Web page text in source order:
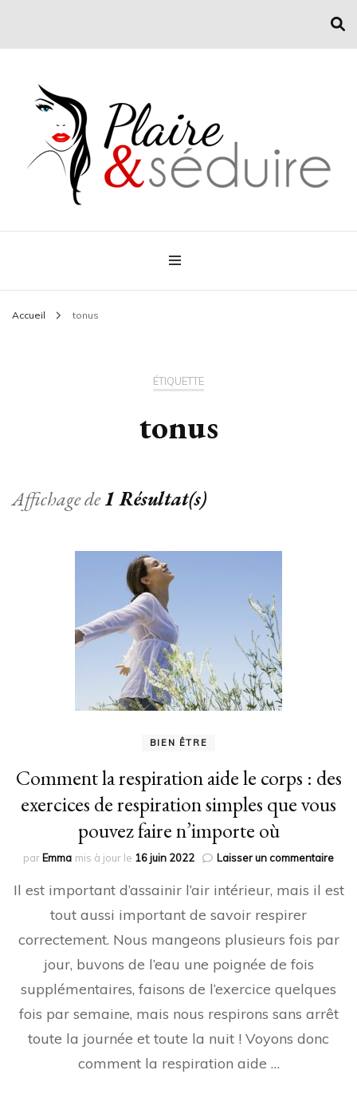
Plaire & Séduire
Conseil mode et séduction
Accueil tonus
ÉTIQUETTE
tonus
Affichage de1 Résultat(s)
BIEN ÊTRE
Comment la respiration aide le corps : des
exercices de respiration simples que vous
pouvez faire n’importe où
par Emma mis à jour le 16 juin 2022 Laisser un commentairesur
la
le
Il est important d’assainir l’air intérieur, mais il est
tout aussi important de savoir respirer
correctement. Nous mangeons plusieurs fois par
jour, buvons de l’eau une poignée de fois
supplémentaires, faisons de l’exercice quelques
fois par semaine, mais nous respirons sans arrêt
toute la journée et toute la nuit ! Voyons donc
comment la respiration aide …